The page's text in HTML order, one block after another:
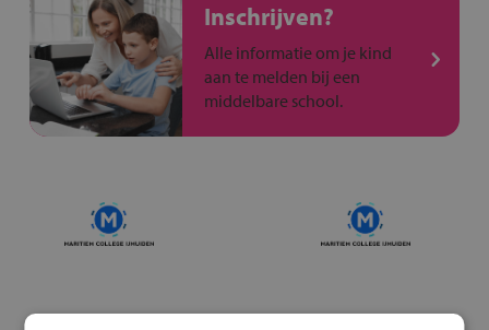
Inschrijven?
Alle informatie om je kind
aan te melden bij een
middelbare school.